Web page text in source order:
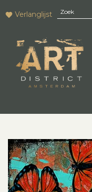
Verlanglijst